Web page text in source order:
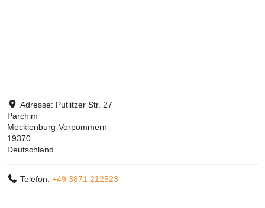
Adresse: Putlitzer Str. 27
Parchim
Mecklenburg-Vorpommern
19370
Deutschland
Telefon:+49 3871 212523